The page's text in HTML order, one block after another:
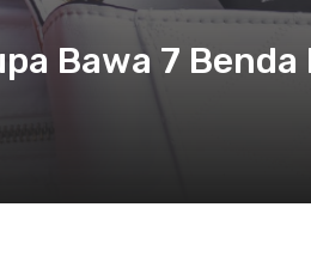
Bawa 7 Benda